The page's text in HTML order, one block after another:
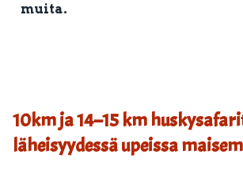
muita.
10km ja 14–15 km
läheisyydessä upeissa